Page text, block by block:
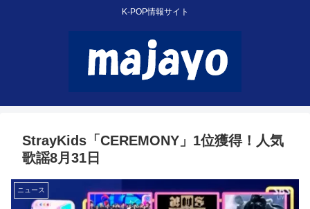
K-POP情報サイト
StrayKids「CEREMONY」1位獲得！人気
歌謡8月31日
ニュース